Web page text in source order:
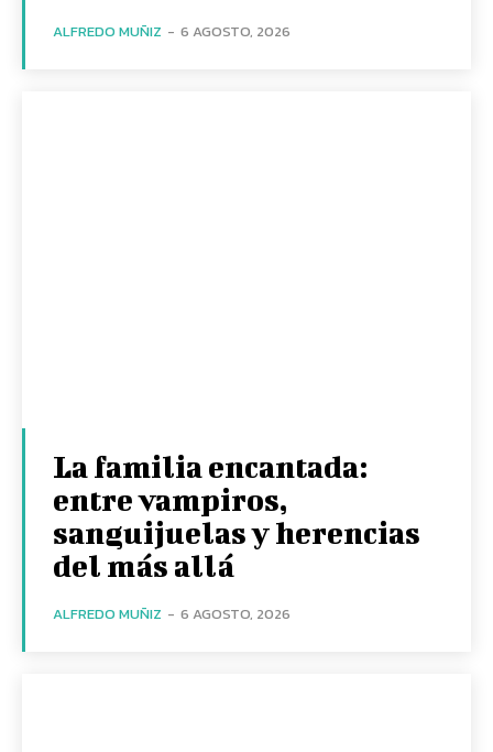
ALFREDO MUÑIZ - 6 AGOSTO, 2026
La familia encantada:
entre vampiros,
sanguijuelas y herencias
del más allá
ALFREDO MUÑIZ - 6 AGOSTO, 2026